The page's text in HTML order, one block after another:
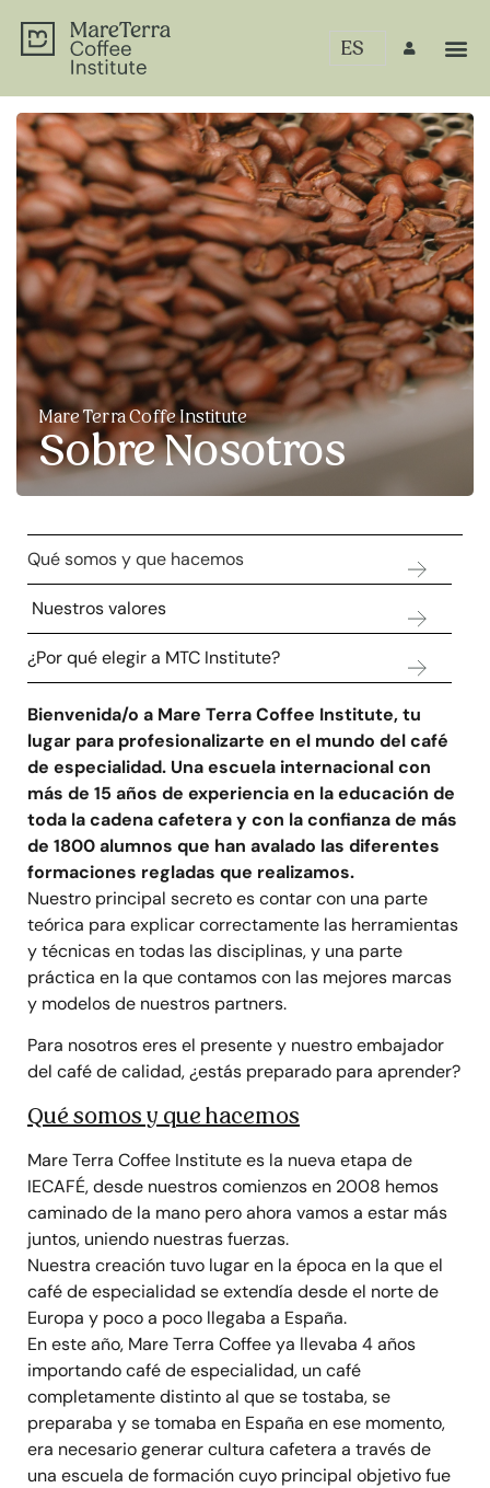
ES
Mare Terra Coffe Institute
Sobre Nosotros
Qué somos y que hacemos
Nuestros valores
¿Por qué elegir a MTC Institute?
Bienvenida/o a Mare Terra Coffee Institute, tu
lugar para profesionalizarte en el mundo del café
de especialidad. Una escuela internacional con
más de 15 años de experiencia en la educación de
toda la cadena cafetera y con la confianza de más
de 1800 alumnos que han avalado las diferentes
formaciones regladas que realizamos.
Nuestro principal secreto es contar con una parte
teórica para explicar correctamente las herramientas
y técnicas en todas las disciplinas, y una parte
práctica en la que contamos con las mejores marcas
y modelos de nuestros partners.
Para nosotros eres el presente y nuestro embajador
del café de calidad, ¿estás preparado para aprender?
Qué somos y que hacemos
Mare Terra Coffee Institute es la nueva etapa de
IECAFÉ, desde nuestros comienzos en 2008 hemos
caminado de la mano pero ahora vamos a estar más
juntos, uniendo nuestras fuerzas.
Nuestra creación tuvo lugar en la época en la que el
café de especialidad se extendía desde el norte de
Europa y poco a poco llegaba a España.
En este año, Mare Terra Coffee ya llevaba 4 años
importando café de especialidad, un café
completamente distinto al que se tostaba, se
preparaba y se tomaba en España en ese momento,
era necesario generar cultura cafetera a través de
una escuela de formación cuyo principal objetivo fue